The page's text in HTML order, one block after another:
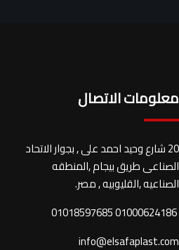
معلومات الاتصال
20 شارع وحيد احمد على , بجوار الاتحاد
الصناعى طريق بيجام ,المنطقه
الصناعيه ,القليوبيه , مصر.
01000624186 01018597685
info@elsafaplast.com